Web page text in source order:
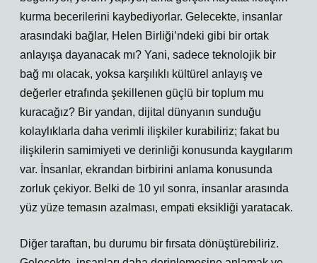
kurma becerilerini kaybediyorlar. Gelecekte, insanlar
arasındaki bağlar, Helen Birliği’ndeki gibi bir ortak
anlayışa dayanacak mı? Yani, sadece teknolojik bir
bağ mı olacak, yoksa karşılıklı kültürel anlayış ve
değerler etrafında şekillenen güçlü bir toplum mu
kuracağız? Bir yandan, dijital dünyanın sunduğu
kolaylıklarla daha verimli ilişkiler kurabiliriz; fakat bu
ilişkilerin samimiyeti ve derinliği konusunda kaygılarım
var. İnsanlar, ekrandan birbirini anlama konusunda
zorluk çekiyor. Belki de 10 yıl sonra, insanlar arasında
yüz yüze temasın azalması, empati eksikliği yaratacak.
Diğer taraftan, bu durumu bir fırsata dönüştürebiliriz.